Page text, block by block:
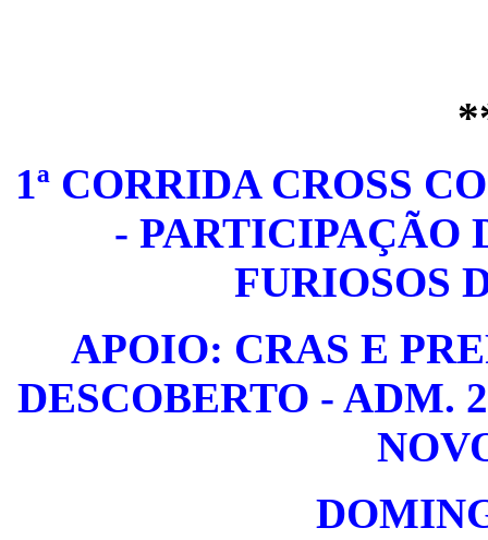
1ª CORRIDACROSS
- PARTICIPAÇÃO
FURIOSOS
APOIO: CRAS E
DESCOBERTO - ADM.